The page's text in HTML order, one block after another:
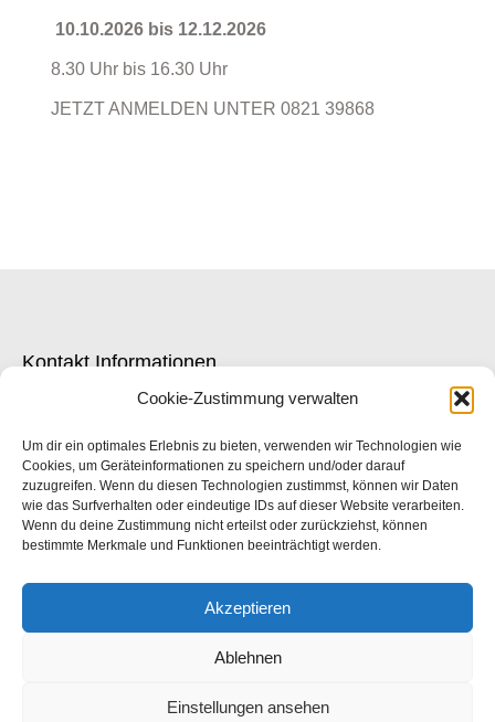
Cookie-Zustimmung verwalten
Um dir ein optimales Erlebnis zu bieten, verwenden wir Technologien wie
Cookies, um Geräteinformationen zu speichern und/oder darauf
zuzugreifen. Wenn du diesen Technologien zustimmst, können wir Daten
wie das Surfverhalten oder eindeutige IDs auf dieser Website verarbeiten.
Wenn du deine Zustimmung nicht erteilst oder zurückziehst, können
bestimmte Merkmale und Funktionen beeinträchtigt werden.
Akzeptieren
Ablehnen
Einstellungen ansehen
10.10.2026 bis 12.12.2026
8.30 Uhr bis 16.30 Uhr
JETZT ANMELDEN UNTER 0821 39868
Kontakt Informationen
Volkhartstr. 2 | 86152 Augsburg
Telefon/Fax:
Tel.: +49 (0)821 / 3 98 68
Fax: +49 (0)821 / 15 88 50
Montag - Samstag (auch Abendtermine) nach
Vereinbarung Sonntag geschlossen